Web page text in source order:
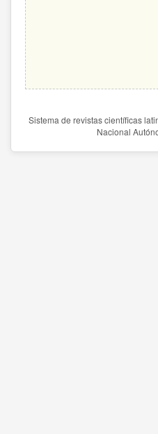
Sistema de revistas científicas
Nacional